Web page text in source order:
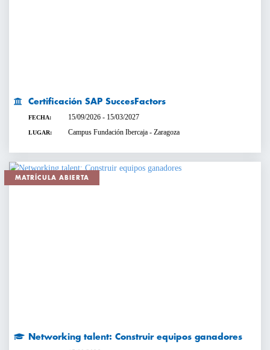
Certificación SAP SuccesFactors
FECHA: 15/09/2026 - 15/03/2027
LUGAR: Campus Fundación Ibercaja - Zaragoza
MATRÍCULA ABIERTA
Networking talent: Construir equipos ganadores